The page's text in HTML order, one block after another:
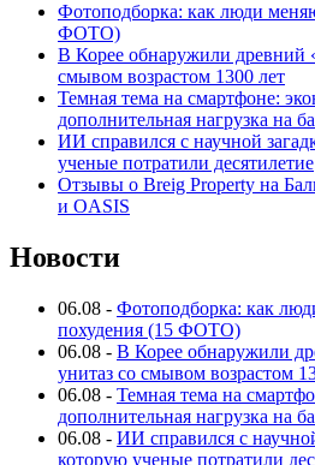
Фотоподборка: как люди
ФОТО)
В Корее обнаружили древний
смывом возрастом 1300 лет
Темная тема на смартфоне:
дополнительная нагрузка на
ИИ справился с научной
ученые потратили десятилетие
Отзывы о Breig Property на
и OASIS
Новости
06.08 - Фотоподборка: как
похудения (15 ФОТО)
06.08 - В Корее обнаружили
унитаз со смывом возрастом
06.08 - Темная тема на
дополнительная нагрузка на
06.08 - ИИ справился с
которую ученые потратили